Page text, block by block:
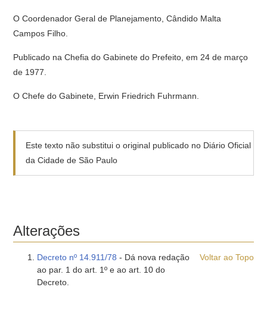
O Coordenador Geral de Planejamento, Cândido Malta
Campos Filho.
Publicado na Chefia do Gabinete do Prefeito, em 24 de março
de 1977.
O Chefe do Gabinete, Erwin Friedrich Fuhrmann.
Este texto não substitui o original publicado no Diário Oficial
da Cidade de São Paulo
Alterações
Voltar ao Topo
Decreto nº 14.911/78- Dá nova redação
ao par. 1 do art. 1º e ao art. 10 do
Decreto.